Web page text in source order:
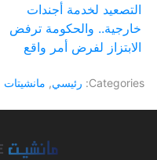
التصعيد لخدمة أجندات
خارجية.. والحكومة ترفض
الابتزاز لفرض أمر واقع
Categories: رئيسي, مانشيتات